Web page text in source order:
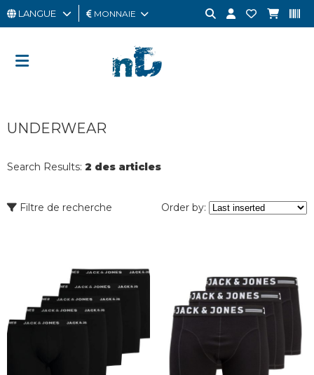
HOMME
CADEAU
LANGUE MONNAIE
UNDERWEAR
Search Results: 2 des articles
Filtre de recherche Order by: